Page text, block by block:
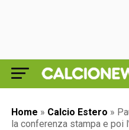
Home » Calcio Estero »
la conferenza stampa e poi